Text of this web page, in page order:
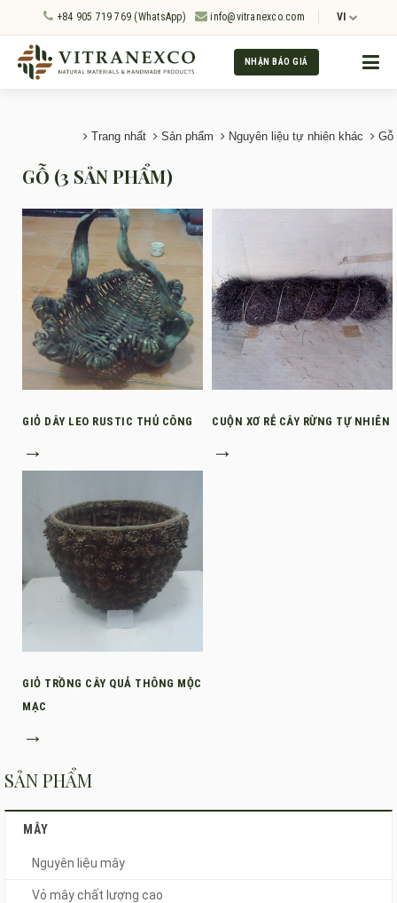
+84 905 719 769 (WhatsApp) info@vitranexco.com VI
NHẬN BÁO GIÁ
Trang nhất Sản phẩm Nguyên liệu tự nhiên khác Gỗ
GỖ (3 SẢN PHẨM)
GIỎ DÂY LEO RUSTIC THỦ CÔNG
→
CUỘN XƠ RỄ CÂY RỪNG TỰ NHIÊN
→
GIỎ TRỒNG CÂY QUẢ THÔNG MỘC
MẠC
→
SẢN PHẨM
MÂY
Nguyên liệu mây
Vỏ mây chất lượng cao